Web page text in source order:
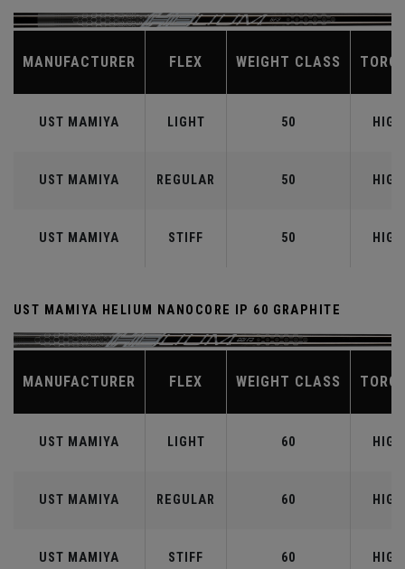
MANUFACTURER FLEX WEIGHT CLASS
UST MAMIYA LIGHT 50 HIGH
UST MAMIYA REGULAR 50 HIGH
UST MAMIYA STIFF 50 HIGH
UST MAMIYA HELIUM NANOCORE IP 60 GRAPHITE
MANUFACTURER FLEX WEIGHT CLASS
UST MAMIYA LIGHT 60 HIGH
UST MAMIYA REGULAR 60 HIGH
UST MAMIYA STIFF 60 HIGH